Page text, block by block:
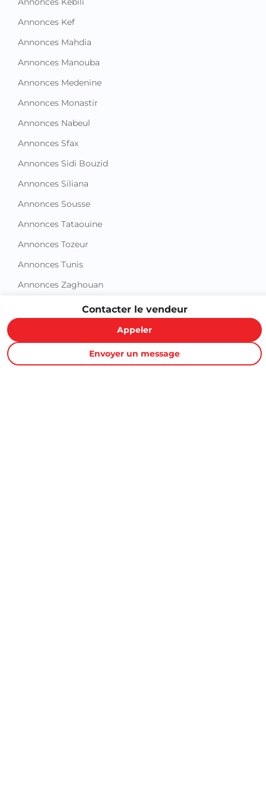
Contacter le vendeur
Appeler
Envoyer un message
Annonces Mahdia
Annonces Manouba
Annonces Medenine
Annonces Monastir
Annonces Nabeul
Annonces Sfax
Annonces Sidi Bouzid
Annonces Siliana
Annonces Sousse
Annonces Tataouine
Annonces Tozeur
Annonces Tunis
Annonces Zaghouan
Proxity.tn est une plateforme tunisienne de petites annonces
gratuites qui vous aide à acheter, vendre ou louer plus